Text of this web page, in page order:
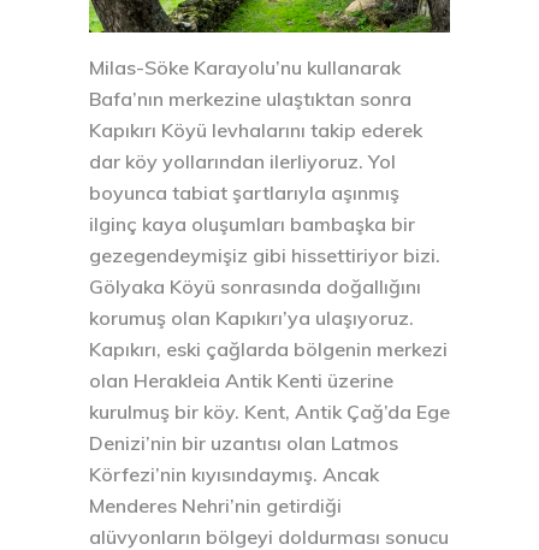
Milas-Söke Karayolu’nu kullanarak
Bafa’nın merkezine ulaştıktan sonra
Kapıkırı Köyü levhalarını takip ederek
dar köy yollarından ilerliyoruz. Yol
boyunca tabiat şartlarıyla aşınmış
ilginç kaya oluşumları bambaşka bir
gezegendeymişiz gibi hissettiriyor bizi.
Gölyaka Köyü sonrasında doğallığını
korumuş olan Kapıkırı’ya ulaşıyoruz.
Kapıkırı, eski çağlarda bölgenin merkezi
olan Herakleia Antik Kenti üzerine
kurulmuş bir köy. Kent, Antik Çağ’da Ege
Denizi’nin bir uzantısı olan Latmos
Körfezi’nin kıyısındaymış. Ancak
Menderes Nehri’nin getirdiği
alüvyonların bölgeyi doldurması sonucu